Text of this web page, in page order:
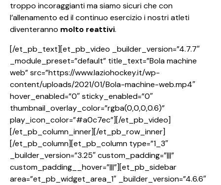
troppo incoraggianti ma siamo sicuri che con
l’allenamento ed il continuo esercizio i nostri atleti
diventeranno molto reattivi.
[/et_pb_text][et_pb_video _builder_version=”4.7.7″
_module_preset=”default” title_text=”Bola machine
web” src=”https://www.laziohockey.it/wp-
content/uploads/2021/01/Bola-machine-web.mp4″
hover_enabled=”0″ sticky_enabled=”0″
thumbnail_overlay_color=”rgba(0,0,0,0.6)”
play_icon_color=”#a0c7ec”][/et_pb_video]
[/et_pb_column_inner][/et_pb_row_inner]
[/et_pb_column][et_pb_column type=”1_3″
_builder_version=”3.25″ custom_padding=”|||”
custom_padding__hover=”|||”][et_pb_sidebar
area=”et_pb_widget_area_1″ _builder_version=”4.6.6″